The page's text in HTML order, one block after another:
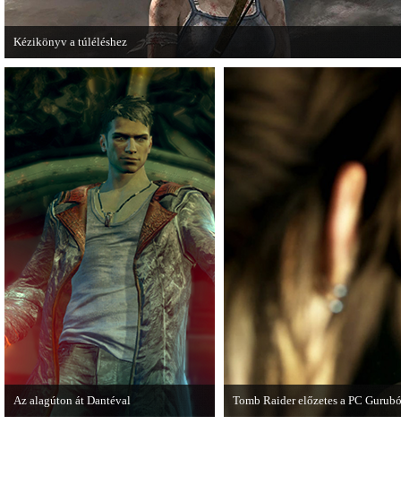
Kézikönyv a túléléshez
A Tomb Raider sem ússza meg a manapság már kötelező videosorozatot.
Az alagúton át Dantéval Tomb Raider előzetes a PC